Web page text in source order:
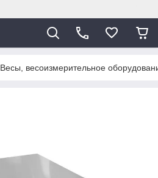
Весы, весоизмерительное